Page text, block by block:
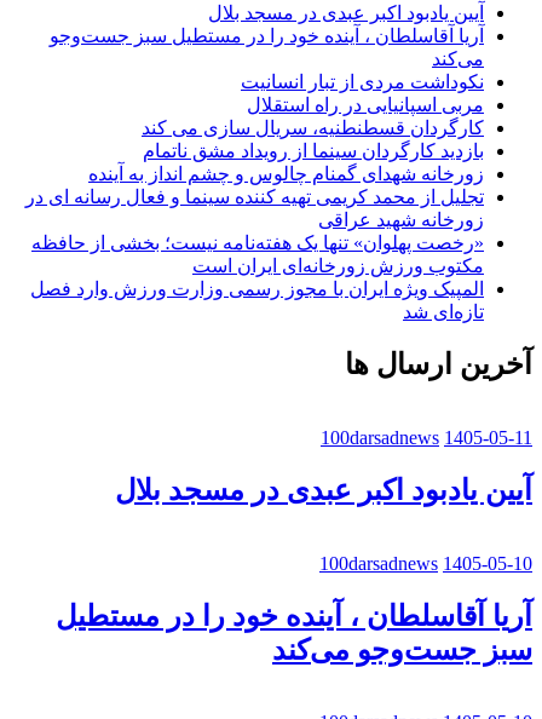
آیین یادبود اکبر عبدی در مسجد بلال
آریا آقاسلطان ، آینده خود را در مستطیل سبز جست‌وجو
می‌کند
نکوداشت مردی از تبار انسانیت
مربی اسپانیایی در راه استقلال
کارگردان قسطنطنیه، سریال سازی می کند
بازدید کارگردان سینما از رویداد مشق ناتمام
زورخانه شهدای گمنام چالوس و چشم انداز به آینده
تجلیل از محمد کریمی تهیه کننده سینما و فعال رسانه ای در
زورخانه شهید عراقی
«رخصت پهلوان» تنها یک هفته‌نامه نیست؛ بخشی از حافظه
مکتوب ورزش زورخانه‌ای ایران است
المپیک ویژه ایران با مجوز رسمی وزارت ورزش وارد فصل
تازه‌ای شد
آخرین ارسال ها
100darsadnews 1405-05-11
آیین یادبود اکبر عبدی در مسجد بلال
100darsadnews 1405-05-10
آریا آقاسلطان ، آینده خود را در مستطیل
سبز جست‌وجو می‌کند